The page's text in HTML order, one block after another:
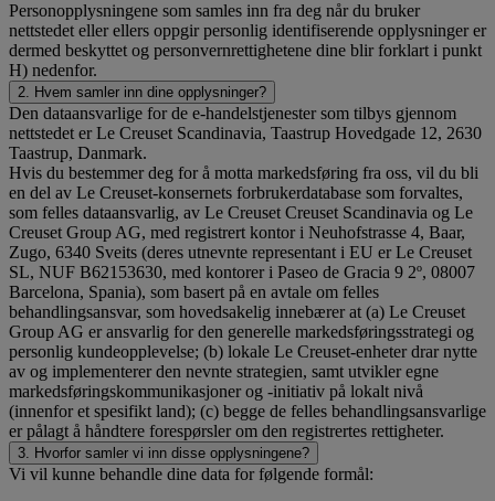
Personopplysningene som samles inn fra deg når du bruker
nettstedet eller ellers oppgir personlig identifiserende opplysninger er
dermed beskyttet og personvernrettighetene dine blir forklart i punkt
H) nedenfor.
2. Hvem samler inn dine opplysninger?
Den dataansvarlige for de e-handelstjenester som tilbys gjennom
nettstedet er Le Creuset Scandinavia, Taastrup Hovedgade 12, 2630
Taastrup, Danmark.
Hvis du bestemmer deg for å motta markedsføring fra oss, vil du bli
en del av Le Creuset-konsernets forbrukerdatabase som forvaltes,
som felles dataansvarlig, av Le Creuset Creuset Scandinavia og Le
Creuset Group AG, med registrert kontor i Neuhofstrasse 4, Baar,
Zugo, 6340 Sveits (deres utnevnte representant i EU er Le Creuset
SL, NUF B62153630, med kontorer i Paseo de Gracia 9 2º, 08007
Barcelona, Spania), som basert på en avtale om felles
behandlingsansvar, som hovedsakelig innebærer at (a) Le Creuset
Group AG er ansvarlig for den generelle markedsføringsstrategi og
personlig kundeopplevelse; (b) lokale Le Creuset-enheter drar nytte
av og implementerer den nevnte strategien, samt utvikler egne
markedsføringskommunikasjoner og -initiativ på lokalt nivå
(innenfor et spesifikt land); (c) begge de felles behandlingsansvarlige
er pålagt å håndtere forespørsler om den registrertes rettigheter.
3. Hvorfor samler vi inn disse opplysningene?
Vi vil kunne behandle dine data for følgende formål: